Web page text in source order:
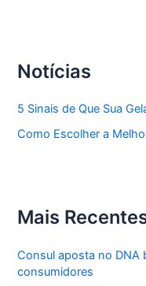
Notícias
5 Sinais de Que Sua
Como Escolher a
Mais
Consul aposta no DNA
consumidores